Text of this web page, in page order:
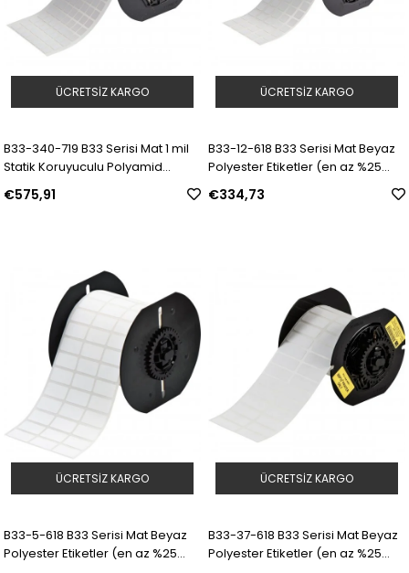
B33-340-719 B33 Serisi Mat 1 mil
Statik Koruyuculu Polyamid
Etiketler | Model: 152832 | SKU:
Y4956541
€575,91
ÜCRETSIZ KARGO
B33-12-618 B33 Serisi Mat Beyaz
Polyester Etiketler (en az %25
geri dönüştürülmüş bileşen) |
Model: 153241 | SKU: Y4957972
€334,73
ÜCRETSIZ KARGO
B33-5-618 B33 Serisi Mat Beyaz
Polyester Etiketler (en az %25
ÜCRETSIZ KARGO
B33-37-618 B33 Serisi Mat Beyaz
Polyester Etiketler (en az %25
ÜCRETSIZ KARGO